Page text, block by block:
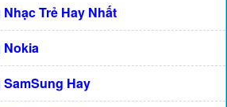
Trẻ Hay Nhất
Nokia
Hay